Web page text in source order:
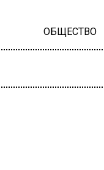
ОБЩЕСТВО